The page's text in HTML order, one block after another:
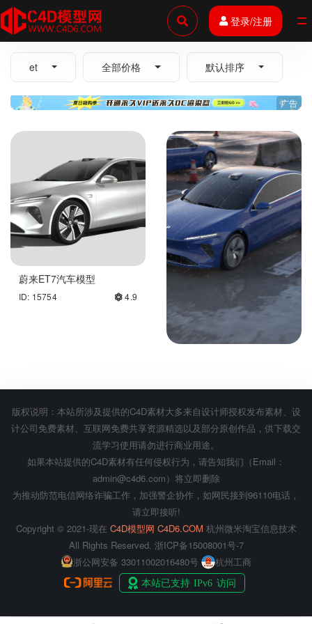
登录/注册
et 全部价格 默认排序
广告
蔚来ET7汽车模型
ID: 15754 4.9
蔚来ET7汽车-octane渲染
工程
ID: 3015
版权说明：本站所涉及提供的C4D素材大多来自设计师授权发布素材、设
计公司免费素材、互联网免费共享资源精选以及部分原创作品，供下载交
流学习使用请勿进行商业用途。
如果本站提供的C4D素材有任何侵权行为，请告知我们（Email：
admin@c4d6.com）将立即删除
为推动防范电信网络诈骗工作，加强警企协作，如网民接到96110电话，
请立即接听!
Copyright © 2021-现在 C4D模型网 C4D6.COM 杭州微米淘宝信息技术
All Rights Reserved. 浙ICP备15008001号-7
浙公网安备 33011002016480号
杭州工商
全部